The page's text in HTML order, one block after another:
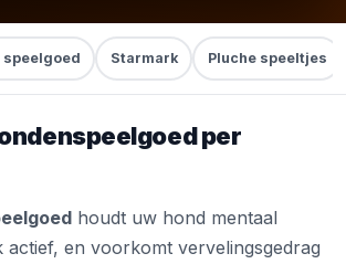
speelgoed Starmark Pluche speeltjes
per
houdt uw hond mentaal
actief, en voorkomt vervelingsgedrag